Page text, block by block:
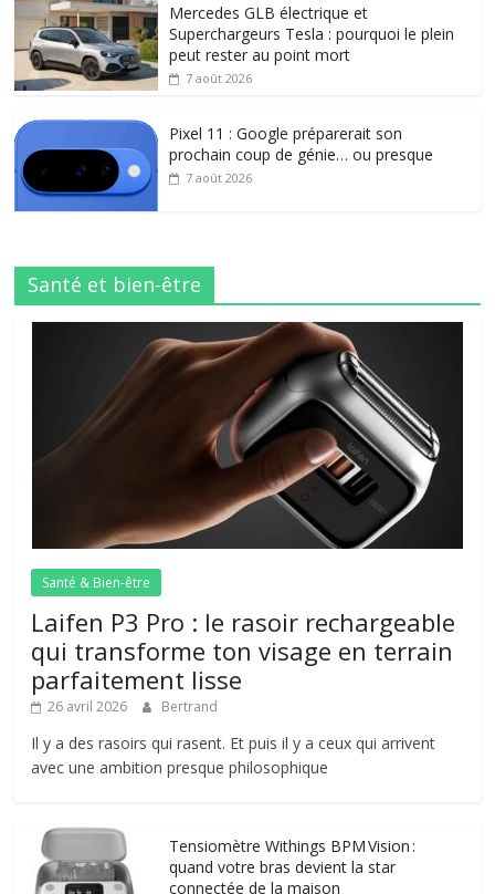
Mercedes GLB électrique et
Superchargeurs Tesla : pourquoi le plein
peut rester au point mort
7 août 2026
Pixel 11 : Google préparerait son
prochain coup de génie… ou presque
7 août 2026
Santé et bien-être
Santé & Bien-être
Laifen P3 Pro : le rasoir rechargeable
qui transforme ton visage en terrain
parfaitement lisse
26 avril 2026 Bertrand
Il y a des rasoirs qui rasent. Et puis il y a ceux qui arrivent
avec une ambition presque philosophique
Tensiomètre Withings BPM Vision :
quand votre bras devient la star
connectée de la maison